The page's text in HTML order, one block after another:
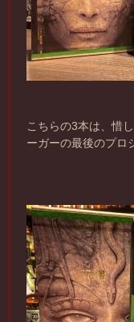
こちらの3本は、惜
ーガーの最後のプロ